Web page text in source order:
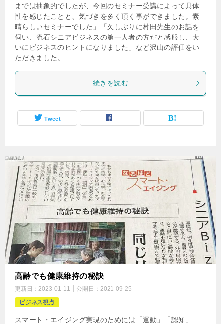
までは抽象的でしたが、今回のセミナー受講によって具体
性を感じたことと、気づきを多く頂く事ができました。素
晴らしいセミナーでした」「久しぶりに村田先生のお話を
伺い、流石シニアビジネスの第一人者の方だと感服し、大
いにビジネスのヒントになりました」など沢山の評価をい
ただきました。
続きを読む
Tweet
高齢でも健康維持の秘訣
更新日： 2023-01-11 公開日： 2021-09-25
ビジネス視点
スマート・エイジング実現のためには「運動」「認知」